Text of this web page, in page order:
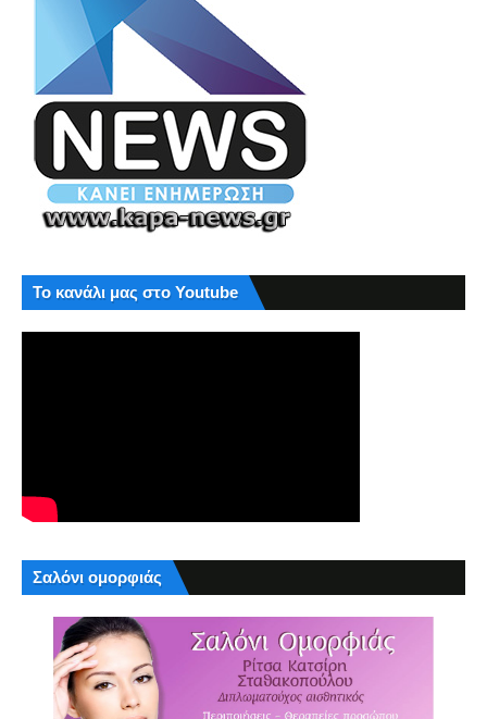
Το κανάλι μας στο Youtube
Σαλόνι ομορφιάς